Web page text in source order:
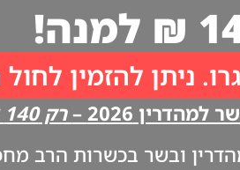
ניתן להזמין
2026 –
רק 140 ₪ למנה!!
ובשר בכשרות הרב